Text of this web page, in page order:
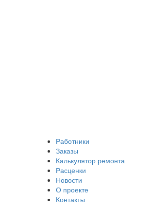
Работники
Заказы
Калькулятор ремонта
Расценки
Новости
О проекте
Контакты